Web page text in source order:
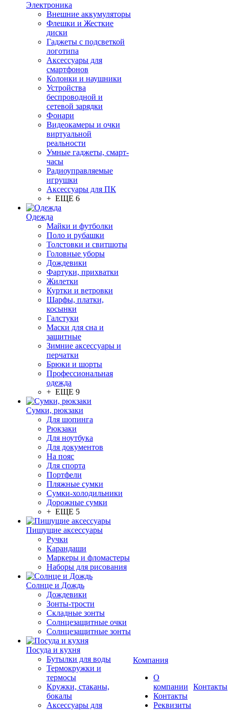
Электроника
Внешние аккумуляторы
Флешки и Жесткие
диски
Гаджеты с подсветкой
логотипа
Аксессуары для
смартфонов
Колонки и наушники
Устройства
беспроводной и
сетевой зарядки
Фонари
Видеокамеры и очки
виртуальной
реальности
Умные гаджеты, смарт-
часы
Радиоуправляемые
игрушки
Аксессуары для ПК
+ ЕЩЕ 6
Одежда
Майки и футболки
Поло и рубашки
Толстовки и свитшоты
Головные уборы
Дождевики
Фартуки, прихватки
Жилетки
Куртки и ветровки
Шарфы, платки,
косынки
Галстуки
Маски для сна и
защитные
Зимние аксессуары и
перчатки
Брюки и шорты
Профессиональная
одежда
+ ЕЩЕ 9
Сумки, рюкзаки
Для шопинга
Рюкзаки
Для ноутбука
Для документов
На пояс
Для спорта
Портфели
Пляжные сумки
Сумки-холодильники
Дорожные сумки
+ ЕЩЕ 5
Пишущие аксессуары
Ручки
Карандаши
Маркеры и фломастеры
Наборы для рисования
Солнце и Дождь
Дождевики
Зонты-трости
Складные зонты
Солнцезащитные очки
Солнцезащитные зонты
Посуда и кухня
Бутылки для воды
Термокружки и
термосы
Кружки, стаканы,
бокалы
Аксессуары для
Компания
О
компании
Контакты
Реквизиты
Контакты